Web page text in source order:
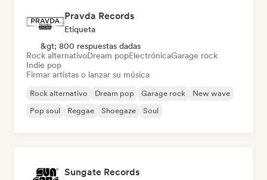
Pravda Records
Etiqueta
&gt; 800 respuestas dadas
Rock alternativoDream popElectrónicaGarage rock
Indie pop
Firmar artistas o lanzar su música
Rock alternativo Dream pop Garage rock
New wave
Pop soul
Reggae Shoegaze Soul
Sungate Records